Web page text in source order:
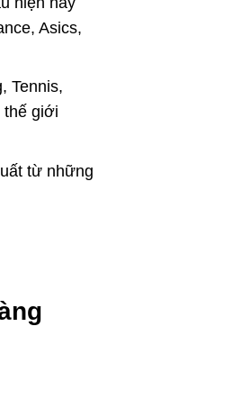
Asics,
Tennis,
thế giới
từ những